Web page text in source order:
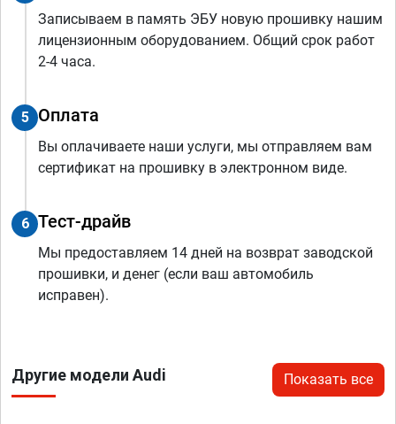
Записываем в память ЭБУ новую прошивку нашим
лицензионным оборудованием. Общий срок работ
2-4 часа.
5 Оплата
Вы оплачиваете наши услуги, мы отправляем вам
сертификат на прошивку в электронном виде.
6 Тест-драйв
Мы предоставляем 14 дней на возврат заводской
прошивки, и денег (если ваш автомобиль
исправен).
Другие модели Audi Показать все